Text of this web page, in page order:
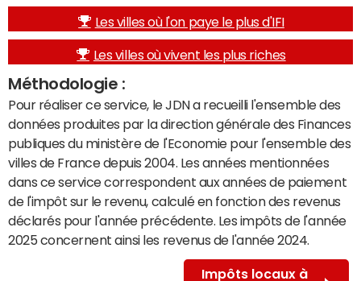
Les villes où l'on paye le plus d'IFI
Les villes où vivent les plus riches
Méthodologie :
Pour réaliser ce service, le JDN a recueilli l'ensemble des
données produites par la direction générale des Finances
publiques du ministère de l'Economie pour l'ensemble des
villes de France depuis 2004. Les années mentionnées
dans ce service correspondent aux années de paiement
de l'impôt sur le revenu, calculé en fonction des revenus
déclarés pour l'année précédente. Les impôts de l'année
2025 concernent ainsi les revenus de l'année 2024.
Impôts locaux à